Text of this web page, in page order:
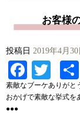
お客様
投稿日 2019年4月30
素敵なブーケありがと
おかげで素敵な挙式を
●●●